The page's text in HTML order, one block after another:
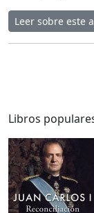
Leer sobre este
Libros